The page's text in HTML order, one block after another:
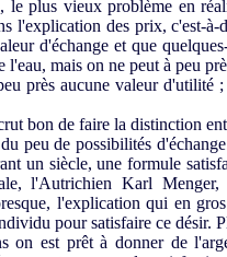
le plus vieux problème en
l'explication des prix, c'est-
d'échange et que
mais on ne peut à peu
près aucune valeur d'utilité
bon de faire la distinction
peu de possibilités
un siècle, une formule
l'Autrichien Karl
l'explication qui en
pour satisfaire ce désir.
on est prêt à donner de